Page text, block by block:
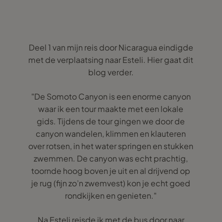
Deel 1 van mijn reis door Nicaragua eindigde
met de verplaatsing naar Esteli. Hier gaat dit
blog verder.
"De Somoto Canyon is een enorme canyon
waar ik een tour maakte met een lokale
gids. Tijdens de tour gingen we door de
canyon wandelen, klimmen en klauteren
over rotsen, in het water springen en stukken
zwemmen. De canyon was echt prachtig,
toornde hoog boven je uit en al drijvend op
je rug (fijn zo’n zwemvest) kon je echt goed
rondkijken en genieten."
Na Esteli reisde ik met de bus door naar